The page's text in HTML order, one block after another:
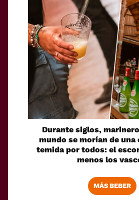
Durante siglos,
mundo se morían de una
temida por todos: el
menos los
MÁS BEBER